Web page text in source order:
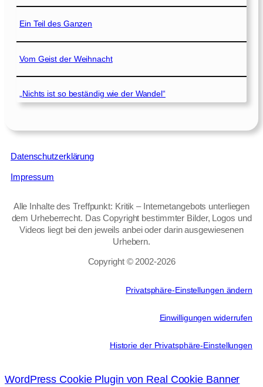
Ein Teil des Ganzen
Vom Geist der Weihnacht
„Nichts ist so beständig wie der Wandel“
Datenschutzerklärung
Impressum
Alle Inhalte des Treffpunkt: Kritik – Internetangebots unterliegen
dem Urheberrecht. Das Copyright bestimmter Bilder, Logos und
Videos liegt bei den jeweils anbei oder darin ausgewiesenen
Urhebern.
Copyright © 2002‑2026
Privatsphäre-Einstellungen ändern
Einwilligungen widerrufen
Historie der Privatsphäre-Einstellungen
WordPress Cookie Plugin von Real Cookie Banner